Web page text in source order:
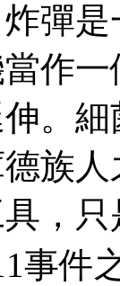
彈
作
。
族
，
事件